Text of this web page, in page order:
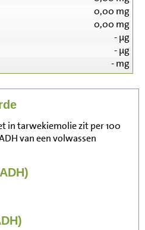
0,00 mg
0,00 mg
-µg
-µg
-mg
in tarwekiemolie zit per 100
van een volwassen